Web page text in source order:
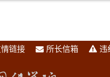
链接 所长信箱 违